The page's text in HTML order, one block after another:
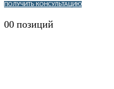
ПОЛУЧИТЬ КОНСУЛЬТАЦИЮ
00 позиций